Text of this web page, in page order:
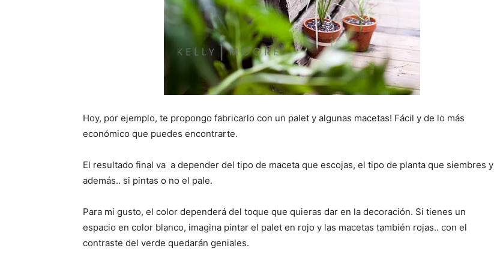
Hoy, por ejemplo, te propongo fabricarlo con un palet y algunas macetas! Fácil y de lo más
económico que puedes encontrarte.
El resultado final va a depender del tipo de maceta que escojas, el tipo de planta que siembres y
además.. si pintas o no el pale.
Para mi gusto, el color dependerá del toque que quieras dar en la decoración. Si tienes un
espacio en color blanco, imagina pintar el palet en rojo y las macetas también rojas.. con el
contraste del verde quedarán geniales.